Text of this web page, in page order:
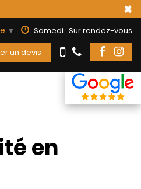
×
▼ Samedi : Sur rendez-vous
un devis
en